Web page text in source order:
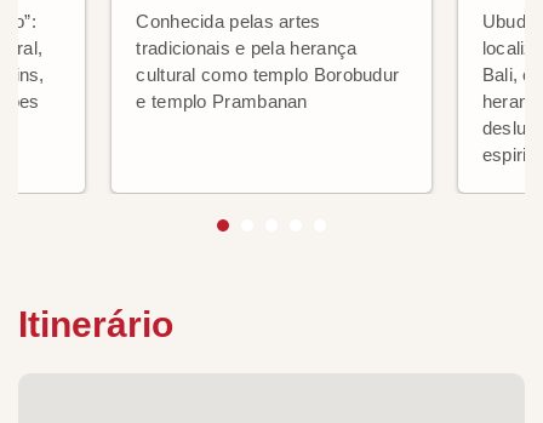
Conhecida pelas artes
tradicionais e pela herança
cultural como templo Borobudur
e templo Prambanan
Ubud
Bali,
Itinerário